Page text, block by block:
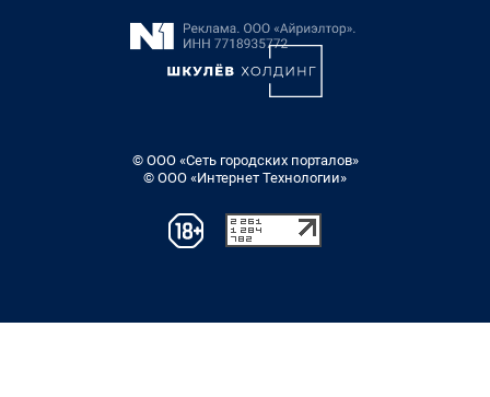
© ООО «Сеть городских порталов»
© ООО «Интернет Технологии»